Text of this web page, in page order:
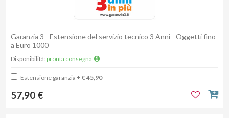
Garanzia 3 - Estensione del servizio tecnico 3 Anni - Oggetti fino
a Euro 1000
Disponibilità: pronta consegna
Estensione garanzia + € 45,90
57,90 €